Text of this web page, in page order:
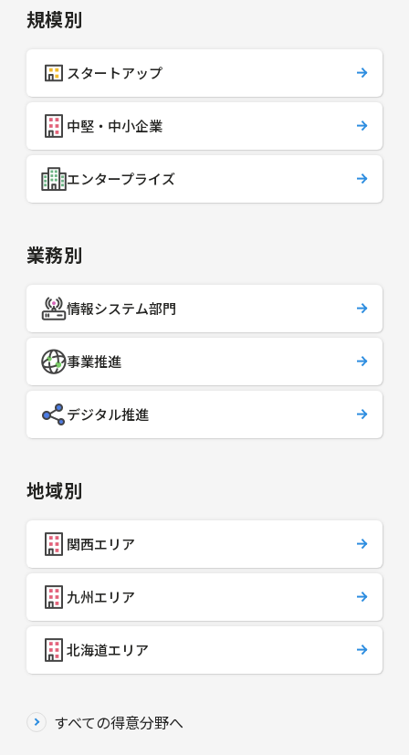
規模別
スタートアップ
中堅・中小企業
エンタープライズ
業務別
情報システム部門
事業推進
デジタル推進
地域別
関西エリア
九州エリア
北海道エリア
すべての得意分野へ